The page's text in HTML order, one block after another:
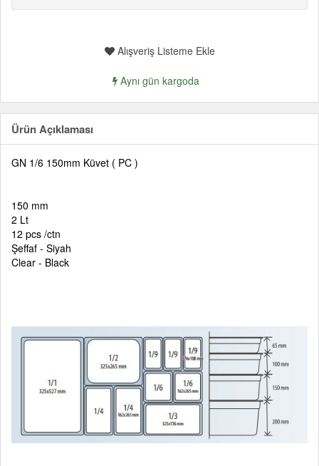
Alışveriş Listeme Ekle
Aynı gün kargoda
Ürün Açıklaması
GN 1/6 150mm Küvet ( PC )
150 mm
2 Lt
12 pcs /ctn
Şeffaf - Siyah
Clear - Black